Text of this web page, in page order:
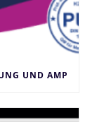
UND AMP